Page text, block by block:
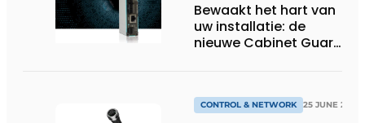
Bewaakt het hart van
uw installatie: de
nieuwe Cabinet Guard
CONTROL & NETWORK 25 JUNE 2026